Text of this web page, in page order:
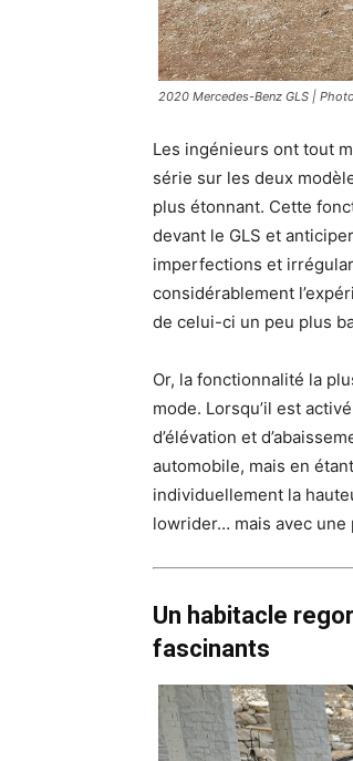
2020 Mercedes-Benz GLS |
Les ingénieurs ont tout
série sur les deux
plus étonnant. Cette
devant le GLS et
imperfections et
considérablement
de celui-ci un peu plus
Or, la fonctionnalité la
mode. Lorsqu’il est
d’élévation et
automobile, mais en
individuellement la
lowrider… mais avec
Un habitacle
fascinants